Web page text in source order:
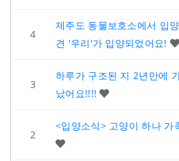
4
제주도 동물보호소에서 입
견 '우리'가 입양되었어요!
3
하루가 구조된 지 2년만에
났어요!!!!
2
<입양소식> 고양이 하나 가